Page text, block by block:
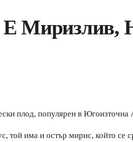
Миризлив,
плод, популярен в Югоизточна
той има и остър мирис, който се